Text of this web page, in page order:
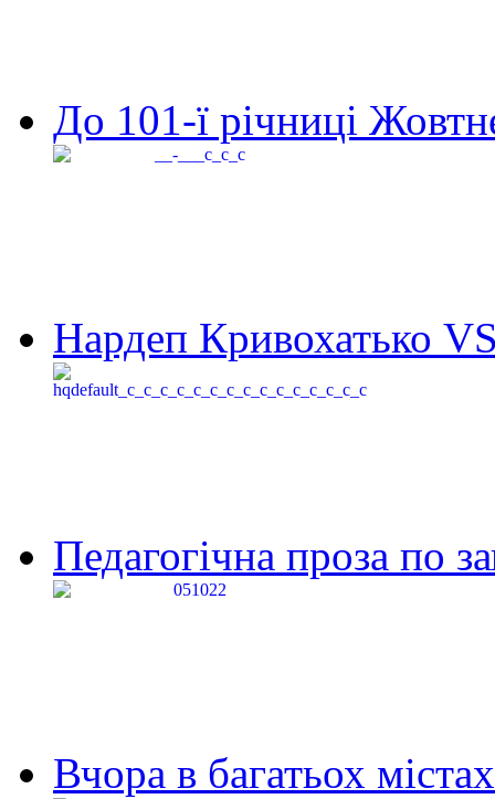
До 101-ї річниці
Нардеп Кривохатько
Педагогічна проза по
Вчора в багатьох